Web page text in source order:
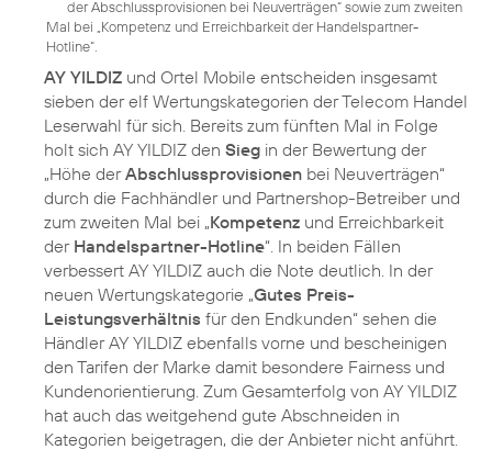
der Abschlussprovisionen bei Neuverträgen“ sowie zum zweiten
Mal bei „Kompetenz und Erreichbarkeit der Handelspartner-
Hotline“.
AY YILDIZ und Ortel Mobile entscheiden insgesamt
sieben der elf Wertungskategorien der Telecom Handel
Leserwahl für sich. Bereits zum fünften Mal in Folge
holt sich AY YILDIZ den Sieg in der Bewertung der
„Höhe derAbschlussprovisionen bei Neuverträgen“
durch die Fachhändler und Partnershop-Betreiber und
zum zweiten Mal bei „Kompetenz und Erreichbarkeit
der Handelspartner-Hotline“. In beiden Fällen
verbessert AY YILDIZ auch die Note deutlich. In der
neuen Wertungskategorie „Gutes Preis-
Leistungsverhältnis für den Endkunden“ sehen die
Händler AY YILDIZ ebenfalls vorne und bescheinigen
den Tarifen der Marke damit besondere Fairness und
Kundenorientierung. Zum Gesamterfolg von AY YILDIZ
hat auch das weitgehend gute Abschneiden in
Kategorien beigetragen, die der Anbieter nicht anführt.